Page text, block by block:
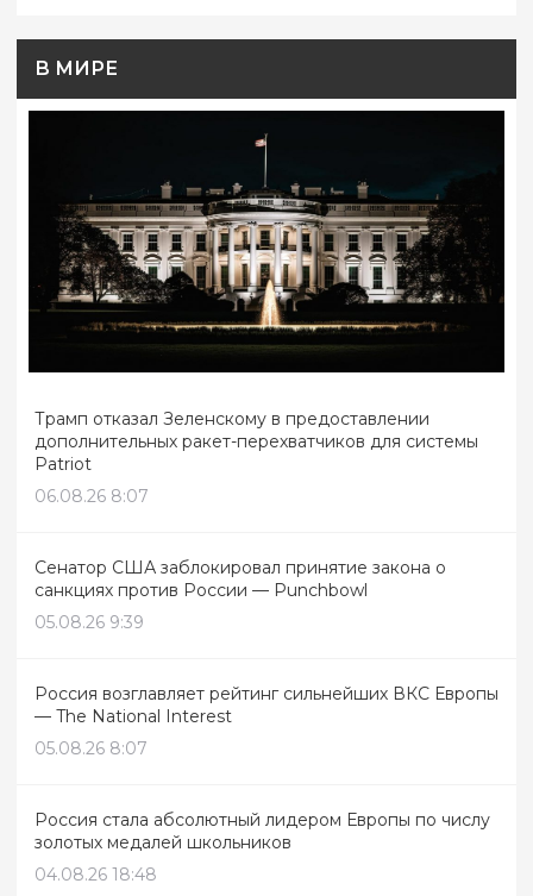
В МИРЕ
Трамп отказал Зеленскому в предоставлении
дополнительных ракет-перехватчиков для системы
Patriot
06.08.26 8:07
Сенатор США заблокировал принятие закона о
санкциях против России — Punchbowl
05.08.26 9:39
Россия возглавляет рейтинг сильнейших ВКС Европы
— The National Interest
05.08.26 8:07
Россия стала абсолютный лидером Европы по числу
золотых медалей школьников
04.08.26 18:48